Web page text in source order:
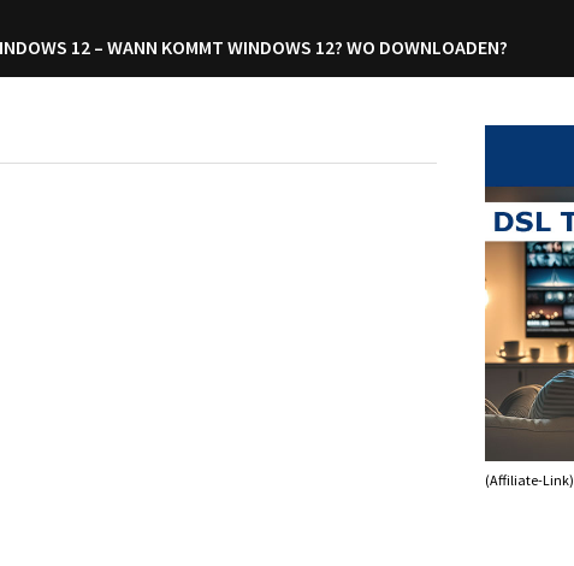
12 – WANN KOMMT WINDOWS 12? WO DOWNLOADEN?
(Affiliate-Link)